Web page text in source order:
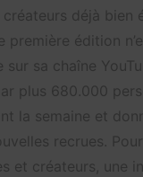
déjà bien
première édition
sur sa chaîne
plus 680.000
la semaine et
recrues.
et créateurs, une